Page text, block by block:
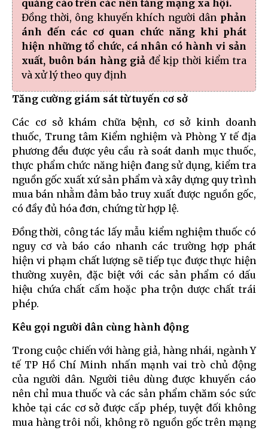
quảng cáo trên các nền tảng mạng xã hội.
Đồng thời, ông khuyến khích người dân phản
ánh đến các cơ quan chức năng khi phát
hiện những tổ chức, cá nhân có hành vi sản
xuất, buôn bán hàng giả để kịp thời kiểm tra
và xử lý theo quy định
Tăng cường giám sát từ tuyến cơ sở
Các cơ sở khám chữa bệnh, cơ sở kinh doanh
thuốc, Trung tâm Kiểm nghiệm và Phòng Y tế địa
phương đều được yêu cầu rà soát danh mục thuốc,
thực phẩm chức năng hiện đang sử dụng, kiểm tra
nguồn gốc xuất xứ sản phẩm và xây dựng quy trình
mua bán nhằm đảm bảo truy xuất được nguồn gốc,
có đầy đủ hóa đơn, chứng từ hợp lệ.
Đồng thời, công tác lấy mẫu kiểm nghiệm thuốc có
nguy cơ và báo cáo nhanh các trường hợp phát
hiện vi phạm chất lượng sẽ tiếp tục được thực hiện
thường xuyên, đặc biệt với các sản phẩm có dấu
hiệu chứa chất cấm hoặc pha trộn dược chất trái
phép.
Kêu gọi người dân cùng hành động
Trong cuộc chiến với hàng giả, hàng nhái, ngành Y
tế TP Hồ Chí Minh nhấn mạnh vai trò chủ động
của người dân. Người tiêu dùng được khuyến cáo
nên chỉ mua thuốc và các sản phẩm chăm sóc sức
khỏe tại các cơ sở được cấp phép, tuyệt đối không
mua hàng trôi nổi, không rõ nguồn gốc trên mạng